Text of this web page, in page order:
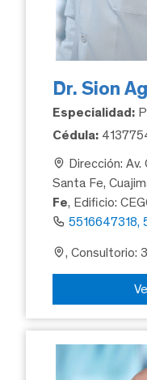
Dr. Sion
Especialidad:
Cédula:
Dirección:
Santa Fe,
Fe, Edificio:
5516647318,
, Consultorio: